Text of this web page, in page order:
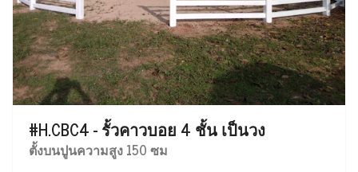
#H.CBC4 - รั้วคาวบอย 4 ชั้น เป็นวง
ตั้งบนปูนความสูง 150 ซม